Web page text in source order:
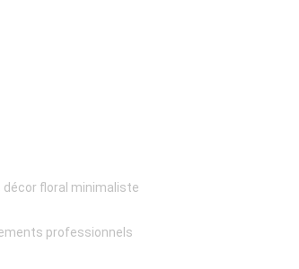
décor floral minimaliste
professionnels